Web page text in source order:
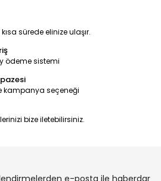
sürede elinize ulaşır.
ödeme sistemi
kampanya seçeneği
bize iletebilirsiniz.